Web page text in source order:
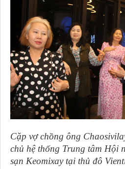
Cặp vợ chồng ông
chủ hệ thống Trung tâm Hội
sạn Keomixay tại thủ đô